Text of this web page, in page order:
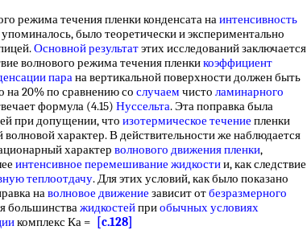
режима течения пленки конденсата наинтенсивность
было теоретически и экспериментально
Основной результатэтих исследований заключается
волнового режима течения пленкикоэффициент
парана вертикальной поверхности должен быть
на 20% по сравнению со случаем чисто ламинарного
формула (4.15) Нуссельта. Эта поправка была
при допущении, что изотермическое течение пленки
характер. В действительности же наблюдается
характер волнового движения пленки,
интенсивное перемешивание жидкостии, как следствие
теплоотдачу. Для этих условий, как было показано
наволновое движение зависит отбезразмерного
большинстважидкостейприобычных условиях
комплекс Ка =
[c.128]